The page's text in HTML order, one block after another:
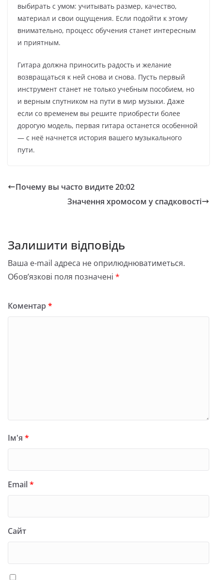
выбирать с умом: учитывать размер, качество,
материал и свои ощущения. Если подойти к этому
внимательно, процесс обучения станет интересным
и приятным.
Гитара должна приносить радость и желание
возвращаться к ней снова и снова. Пусть первый
инструмент станет не только учебным пособием, но
и верным спутником на пути в мир музыки. Даже
если со временем вы решите приобрести более
дорогую модель, первая гитара останется особенной
— с неё начнется история вашего музыкального
пути.
Почему вы часто видите 20:02
Значення хромосом у спадковості
Залишити відповідь
Ваша e-mail адреса не оприлюднюватиметься.
Обов’язкові поля позначені *
Коментар*
Ім'я *
Email*
Сайт